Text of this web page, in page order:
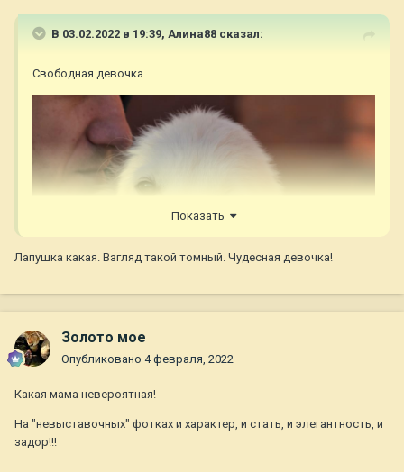
В 03.02.2022 в 19:39, Алина88 сказал:
Свободная девочка
Показать
Лапушка какая. Взгляд такой томный. Чудесная девочка!
Золото мое
Опубликовано 4 февраля, 2022
Какая мама невероятная!
На "невыставочных" фотках и характер, и стать, и элегантность, и
задор!!!